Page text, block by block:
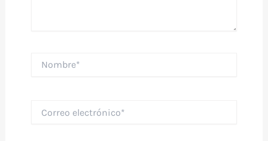
electrónico*